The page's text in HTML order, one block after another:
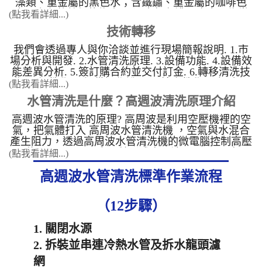
藻類、重金屬的黑色水；含鐵鏽、重金屬的咖啡色
水；含有菌藻類的綠水。 汙水顏色濃淡也會因為當
地的水質、水壓、水管的長短有所不一樣。 &nbsp;
乳白色水 這顏色的水含有雜菌類。 ...
(點我看詳細...)
技術轉移
我們會透過專人與你洽談並進行現場簡報說明. 1.市
場分析與開發. 2.水管清洗原理. 3.設備功能. 4.設備效
能差異分析. 5.簽訂購合約並交付訂金. 6.轉移清洗技
術(現場教學)，設備操作說明. 7.接案教學. 8.網路行
銷教學. 9.高週波設備保固期自交機起算3年.人為操作
不當及外力造成損害不 ...
(點我看詳細...)
水管清洗是什麼？高週波清洗原理介紹
高週波水管清洗的原理? 高周波是利用空壓機裡的空
氣，把氣體打入 高周波水管清洗機 ，空氣與水混合
產生阻力，透過高周波水管清洗機的微電腦控制高壓
電磁閥，一開一關之間就形成高周波。 &nbsp; 高周
波 水管清洗機 的微電腦控制高壓電磁閥，形成以下
三種模式 1. 水槌衝擊清洗模式：連 ...
(點我看詳細...)
高週波水管清洗標準作業流程
（12步驟）
1. 關閉水源
2. 拆裝並串連冷熱水管及拆水龍頭濾
網